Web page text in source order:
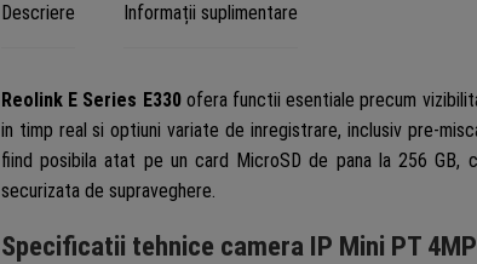
Descriere Informații suplimentare
Reolink E Series E330ofera functii esentiale precum
in timp real si optiuni variate de inregistrare, inclusiv pre-
fiind posibila atat pe un card MicroSD de pana la 256 GB,
securizata de supraveghere.
Specificatii tehnice camera IP Mini PT